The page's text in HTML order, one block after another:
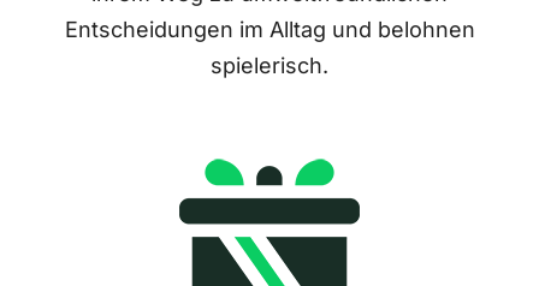
Entscheidungen im Alltag und belohnen
spielerisch.